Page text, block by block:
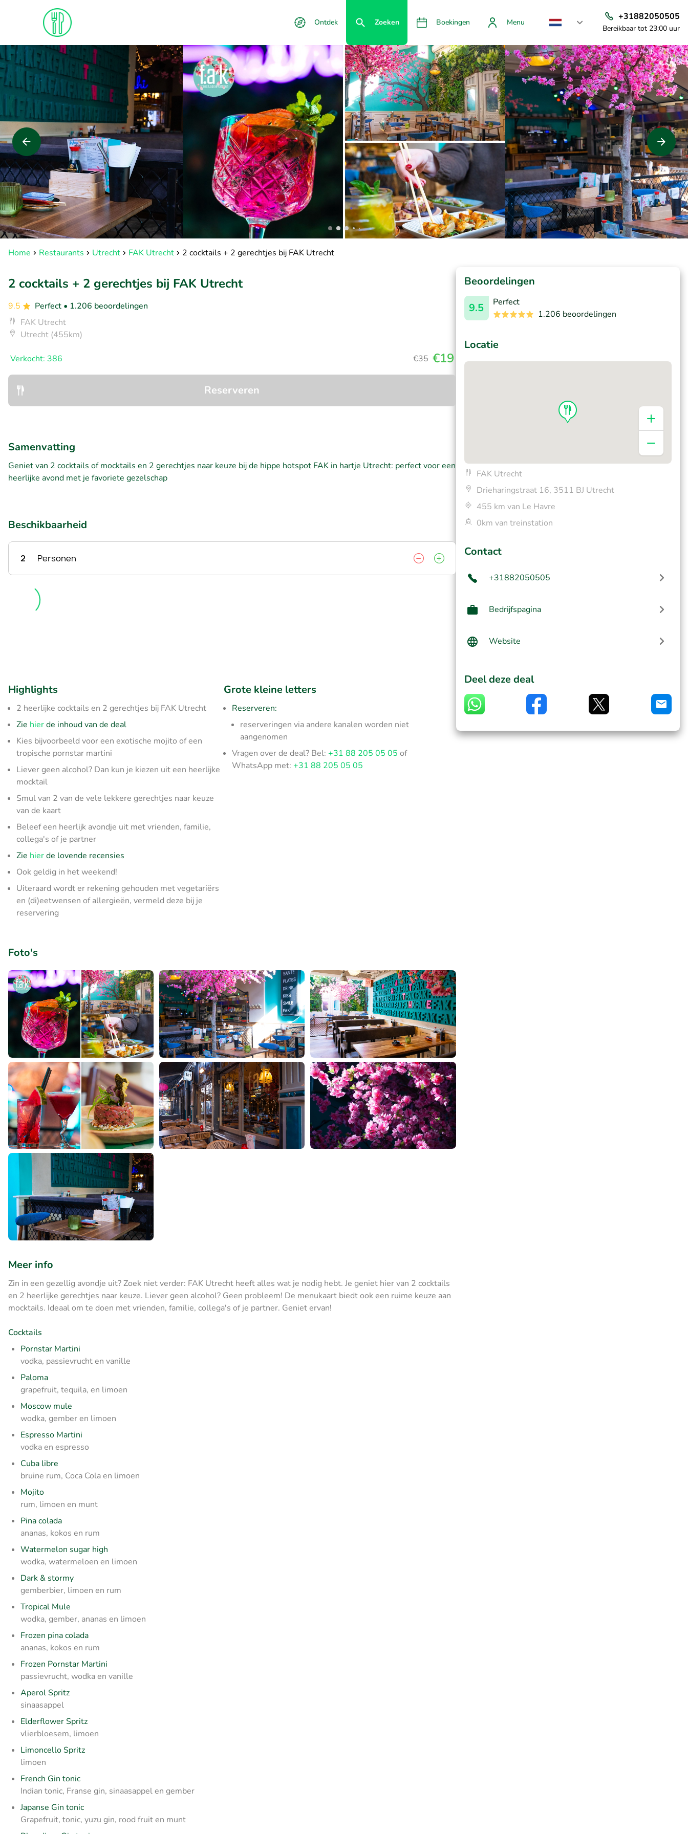
Ontdek Zoeken Boekingen Menu
+31882050505
Bereikbaar tot 23:00 uur
Home Restaurants Utrecht FAK Utrecht 2 cocktails + 2 gerechtjes bij FAK Utrecht
2 cocktails + 2 gerechtjes bij FAK Utrecht
9.5 Perfect • 1.206 beoordelingen
FAK Utrecht
Utrecht (455km)
Verkocht: 386 €35 €19
Reserveren
Samenvatting
Geniet van 2 cocktails of mocktails en 2 gerechtjes naar keuze bij de hippe hotspot FAK in hartje Utrecht: perfect voor een
heerlijke avond met je favoriete gezelschap
Beschikbaarheid
2 Personen
Highlights
2 heerlijke cocktails en 2 gerechtjes bij FAK Utrecht
Zie hierde inhoud van de deal
Kies bijvoorbeeld voor een exotische mojito of een
tropische pornstar martini
Liever geen alcohol? Dan kun je kiezen uit een heerlijke
mocktail
Smul van 2 van de vele lekkere gerechtjes naar keuze
van de kaart
Beleef een heerlijk avondje uit met vrienden, familie,
collega's of je partner
Zie hierde lovende recensies
Ook geldig in het weekend!
Uiteraard wordt er rekening gehouden met vegetariërs
en (di)eetwensen of allergieën, vermeld deze bij je
reservering
Grote kleine letters
Reserveren:
reserveringen via andere kanalen worden niet
aangenomen
Vragen over de deal? Bel:+31 88 205 05 05 of
WhatsApp met:+31 88 205 05 05
Foto's
Meer info
Zin in een gezellig avondje uit? Zoek niet verder: FAK Utrecht heeft alles wat je nodig hebt. Je geniet hier van 2 cocktails
en 2 heerlijke gerechtjes naar keuze. Liever geen alcohol? Geen probleem! De menukaart biedt ook een ruime keuze aan
mocktails. Ideaal om te doen met vrienden, familie, collega's of je partner. Geniet ervan!
Cocktails
Pornstar Martini
vodka, passievrucht en vanille
Paloma
grapefruit, tequila, en limoen
Moscow mule
wodka, gember en limoen
Espresso Martini
vodka en espresso
Cuba libre
bruine rum, Coca Cola en limoen
Mojito
rum, limoen en munt
Pina colada
ananas, kokos en rum
Watermelon sugar high
wodka, watermeloen en limoen
Dark & stormy
gemberbier, limoen en rum
Tropical Mule
wodka, gember, ananas en limoen
Frozen pina colada
ananas, kokos en rum
Frozen Pornstar Martini
passievrucht, wodka en vanille
Aperol Spritz
sinaasappel
Elderflower Spritz
vlierbloesem, limoen
Limoncello Spritz
limoen
French Gin tonic
Indian tonic, Franse gin, sinaasappel en gember
Japanse Gin tonic
Grapefruit, tonic, yuzu gin, rood fruit en munt
Beoordelingen
9.5
Perfect
1.206 beoordelingen
Locatie
FAK Utrecht
Drieharingstraat 16, 3511 BJ Utrecht
455 km van Le Havre
0km van treinstation
Contact
+31882050505
Bedrijfspagina
Website
Deel deze deal